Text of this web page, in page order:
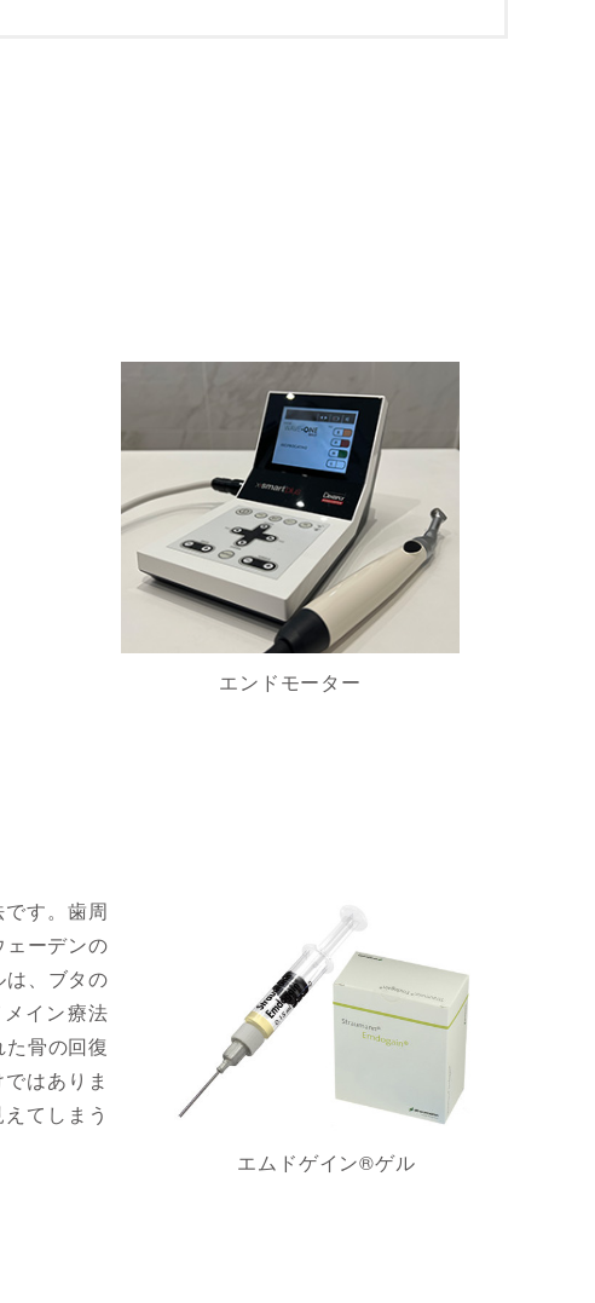
エンドモーター
エムドゲイン®ゲル
す。歯周
ーデンの
、ブタの
イン療法
骨の回復
はありま
てしまう